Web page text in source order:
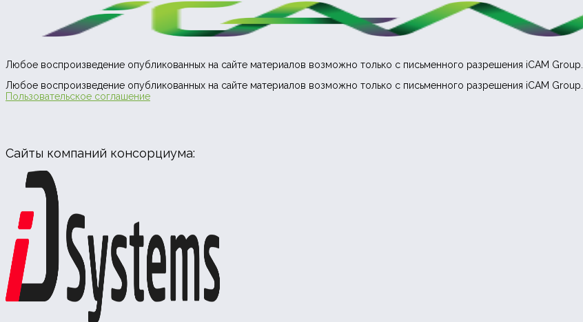
Любое воспроизведение опубликованных на сайте материалов возможно только с письменного разрешения iCAM Group.
Любое воспроизведение опубликованных на сайте материалов возможно только с письменного разрешения iCAM Group.
Пользовательское соглашение
Сайты компаний консорциума: